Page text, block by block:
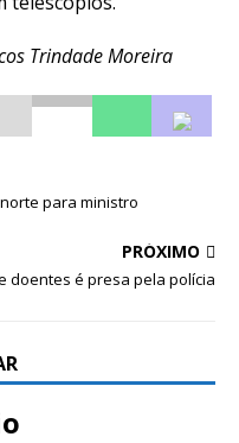
Trindade Moreira
para ministro
PRÓXIMO
doentes é presa pela polícia